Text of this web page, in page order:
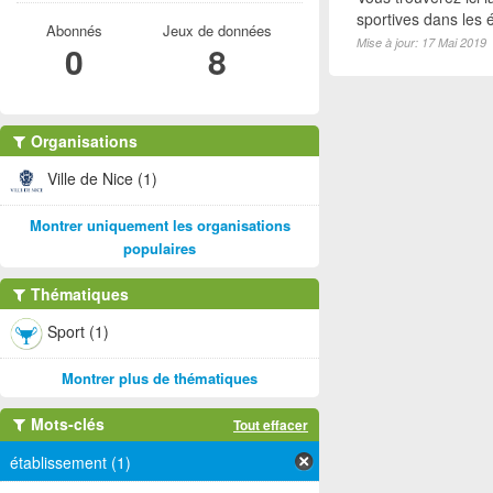
sportives dans les
Mise à jour: 17 Mai 2019
Abonnés
0
Jeux de données
8
Organisations
Ville de Nice (1)
Montrer uniquement les organisations
populaires
Thématiques
Sport (1)
Montrer plus de thématiques
Mots-clés Tout effacer
établissement (1)